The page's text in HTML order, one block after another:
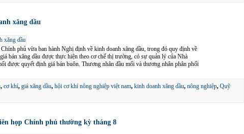
xăng dầu
phủ vừa ban hành Nghị định về kinh doanh xăng dầu, trong đó quy định về
bán xăng dầu được thực hiện theo cơ chế thị trường, có sự quản lý của Nhà
được quyết định giá bán buôn. Thương nhân đầu mối và thương nhân phân phối
, cơ khí, giá xăng dầu, hội cơ khí nông nghiệp việt nam, kinh doanh xăng dầu, nông nghiệp, Quỹ
họp Chính phủ thường kỳ tháng 8